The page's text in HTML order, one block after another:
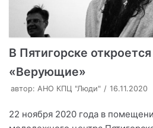
В Пятигорске
«Верующие»
автор: АНО КПЦ "Люди" 16.11.2020
22 ноября 2020 года в